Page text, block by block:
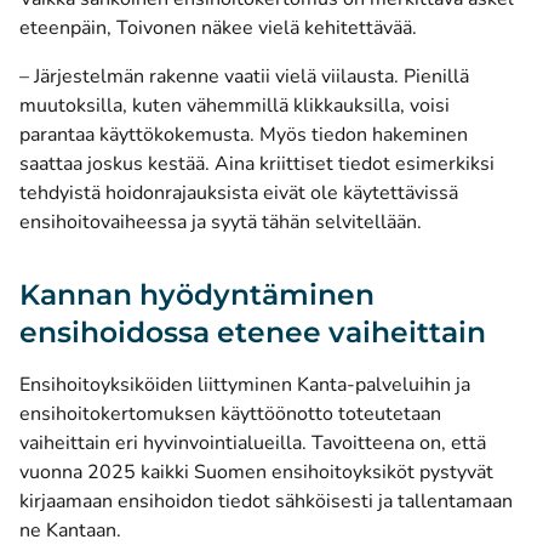
eteenpäin, Toivonen näkee vielä kehitettävää.
– Järjestelmän rakenne vaatii vielä viilausta. Pienillä
muutoksilla, kuten vähemmillä klikkauksilla, voisi
parantaa käyttökokemusta. Myös tiedon hakeminen
saattaa joskus kestää. Aina kriittiset tiedot esimerkiksi
tehdyistä hoidonrajauksista eivät ole käytettävissä
ensihoitovaiheessa ja syytä tähän selvitellään.
Kannan hyödyntäminen
ensihoidossa etenee vaiheittain
Ensihoitoyksiköiden liittyminen Kanta-palveluihin ja
ensihoitokertomuksen käyttöönotto toteutetaan
vaiheittain eri hyvinvointialueilla. Tavoitteena on, että
vuonna 2025 kaikki Suomen ensihoitoyksiköt pystyvät
kirjaamaan ensihoidon tiedot sähköisesti ja tallentamaan
ne Kantaan.